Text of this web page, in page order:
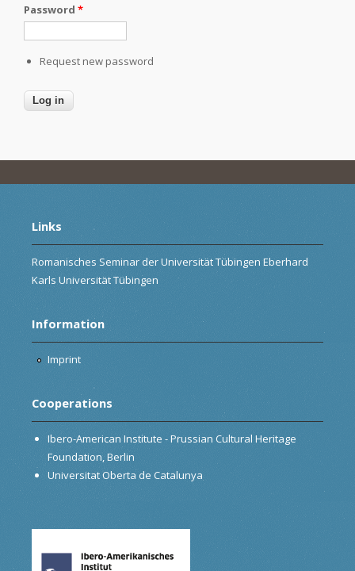
Password *
Request new password
Links
Romanisches Seminar der Universität Tübingen Eberhard
Karls Universität Tübingen
Information
Imprint
Cooperations
Ibero-American Institute - Prussian Cultural Heritage
Foundation, Berlin
Universitat Oberta de Catalunya